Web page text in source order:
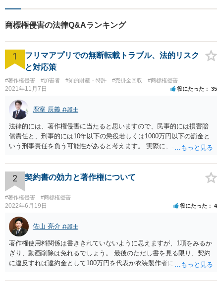
商標権侵害の法律Q&Aランキング
1
フリマアプリでの無断転載トラブル、法的リスク
と対応策
#著作権侵害 #加害者 #知的財産・特許 #売掛金回収 #商標権侵害
2021年11月7日 役にたった 35
鹿室 辰義 弁護士
法律的には、著作権侵害に当たると思いますので、民事的には損害賠
償責任と、刑事的には10年以下の懲役若しくは1000万円以下の罰金と
いう刑事責任を負う可能性があると考えます。 実際に、裁判になった
受理すると、取調べ等の捜査が行われる可能性があります。 そして、
刑事責任を軽くするためには、被害弁償等を行う必要があります。 今
後の対応としては、まずは、弁護士に相談するのが良いと思います。
2 契約書の効力と著作権について
#著作権侵害 #商標権侵害
2022年6月19日 役にたった 4
佐山 亮介 弁護士
著作権使用料関係は書ききれていないように思えますが、1項をみるか
ぎり、動画削除は免れるでしょう。 最後のただし書を見る限り、契約
に違反すれば違約金として100万円を代表か衣装製作者に請求できると
しては少しはっきりしないように思います。 こちらからどの時点で打